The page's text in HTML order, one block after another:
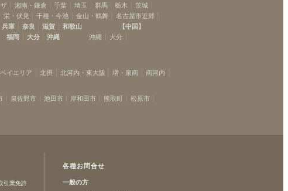
湘南・鎌倉 千葉 埼玉 群馬 栃木
茨城
栄・伏見 千種・今池 金山・鶴舞
名古屋市近郊
兵庫 奈良 滋賀 和歌山 【中国 】
福岡 大分 沖縄 沖縄
大分
イエリア 北摂 北河内・東大阪 堺・泉南
南河内
泉佐野市 池田市 岸和田市 熊取町
松原市
引業免許
各種お問合せ
一般の方